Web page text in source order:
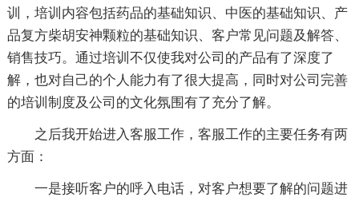
训，培训内容包括药品的基础知识、中医的基础知识、产
品复方柴胡安神颗粒的基础知识、客户常见问题及解答、
销售技巧。通过培训不仅使我对公司的产品有了深度了
解，也对自己的个人能力有了很大提高，同时对公司完善
的培训制度及公司的文化氛围有了充分了解。
之后我开始进入客服工作，客服工作的主要任务有两
方面：
一是接听客户的呼入电话，对客户想要了解的问题进